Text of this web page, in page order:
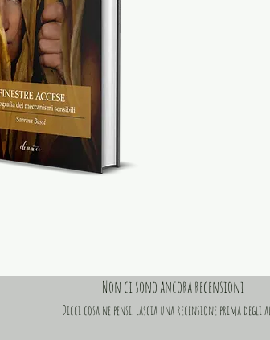
Non ci sono ancora recensioni
Dicci cosa ne pensi. Lascia una recensione prima degli